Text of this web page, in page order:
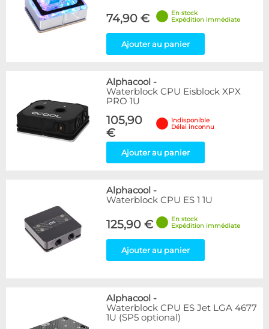
74,90 €
En stock
Expédition immédiate
Ajouter au panier
Alphacool -
Waterblock CPU Eisblock XPX
PRO 1U
105,90
€
Indisponible
Délai inconnu
Ajouter au panier
Alphacool -
Waterblock CPU ES 1 1U
125,90 €
En stock
Expédition immédiate
Ajouter au panier
Alphacool -
Waterblock CPU ES Jet LGA 4677
1U (SP5 optional)